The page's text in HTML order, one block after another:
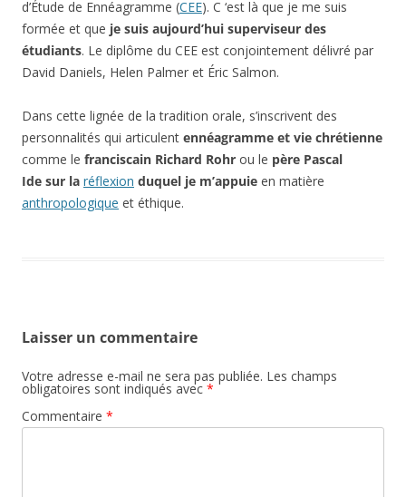
d’Étude de Ennéagramme (CEE). C ‘est là que je me suis
formée et que je suis aujourd’hui superviseur des
étudiants. Le diplôme du CEE est conjointement délivré par
David Daniels, Helen Palmer et Éric Salmon.
Dans cette lignée de la tradition orale, s’inscrivent des
personnalités qui articulent ennéagramme et vie chrétienne
comme le franciscain Richard Rohr ou le père Pascal
Ide sur la réflexion duquel je m’appuie en matière
anthropologique et éthique.
Laisser un commentaire
Votre adresse e-mail ne sera pas publiée. Les champs
obligatoires sont indiqués avec *
Commentaire *